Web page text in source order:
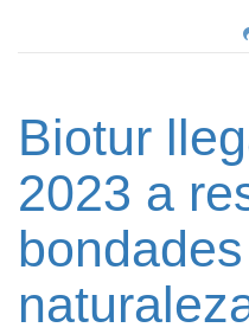
Biotur
2023 a